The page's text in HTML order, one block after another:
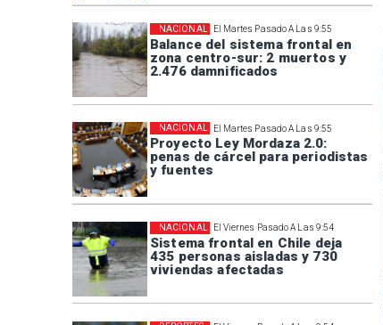
El Martes Pasado A Las 9:55
Balance del sistema frontal en
zona centro-sur: 2 muertos y
2.476 damnificados
NACIONAL
El Martes Pasado A Las 9:55
Proyecto Ley Mordaza 2.0:
penas de cárcel para periodistas
y fuentes
NACIONAL
El Viernes Pasado A Las 9:54
Sistema frontal en Chile deja
435 personas aisladas y 730
viviendas afectadas
NACIONAL